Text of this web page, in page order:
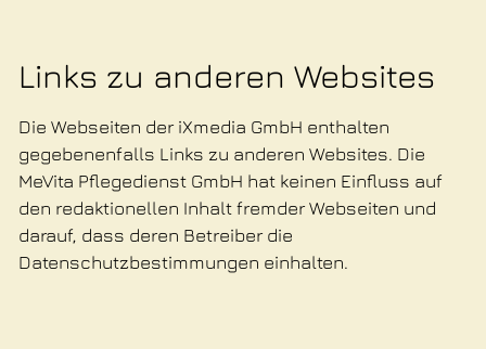
Links zu anderen Websites
Die Webseiten der iXmedia GmbH enthalten
gegebenenfalls Links zu anderen Websites. Die
MeVita Pflegedienst GmbH hat keinen Einfluss auf
den redaktionellen Inhalt fremder Webseiten und
darauf, dass deren Betreiber die
Datenschutzbestimmungen einhalten.